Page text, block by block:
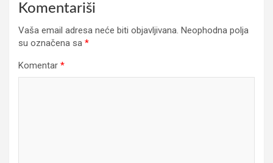
Komentariši
Vaša email adresa neće biti objavljivana. Neophodna polja
su označena sa *
Komentar *